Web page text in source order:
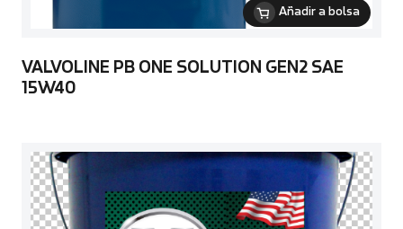
Añadir a bolsa
VALVOLINE PB ONE SOLUTION GEN2 SAE
15W40